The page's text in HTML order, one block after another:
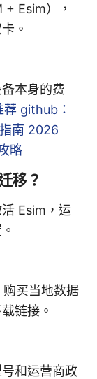
Esim），
。
本身的费
github：
南 2026
略
移？
Esim，运
买当地数据
链接。
和运营商政